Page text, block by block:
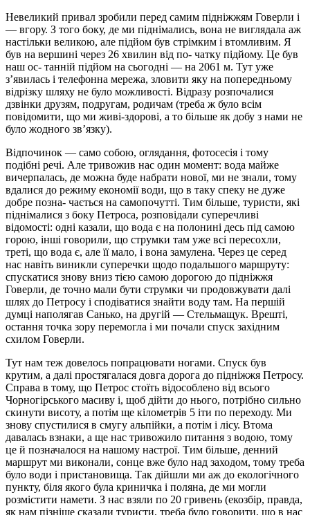
Невеликий привал зробили перед самим підніжжям Говерли і
— вгору. З того боку, де ми піднімались, вона не виглядала аж
настільки великою, але підйом був стрімким і втомливим. Я
був на вершині через 26 хвилин від по- чатку підйому. Це був
наш ос- танній підйом на сьогодні — на 2061 м. Тут уже
з’явилась і телефонна мережа, зловити яку на попередньому
відрізку шляху не було можливості. Відразу розпочалися
дзвінки друзям, подругам, родичам (треба ж було всім
повідомити, що ми живі-здорові, а то більше як добу з нами не
було жодного зв’язку).
Відпочинок — само собою, оглядання, фотосесія і тому
подібні речі. Але тривожив нас один момент: вода майже
вичерпалась, де можна буде набрати нової, ми не знали, тому
вдалися до режиму економії води, що в таку спеку не дуже
добре позна- чається на самопочутті. Тим більше, туристи, які
піднімалися з боку Петроса, розповідали суперечливі
відомості: одні казали, що вода є на полонині десь під самою
горою, інші говорили, що струмки там уже всі пересохли,
треті, що вода є, але її мало, і вона замулена. Через це серед
нас навіть виникли суперечки щодо подальшого маршруту:
спускатися знову вниз тією самою дорогою до підніжжя
Говерли, де точно мали бути струмки чи продовжувати далі
шлях до Петросу і сподіватися знайти воду там. На першій
думці наполягав Санько, на другій — Стельмащук. Врешті,
остання точка зору перемогла і ми почали спуск західним
схилом Говерли.
Тут нам теж довелось попрацювати ногами. Спуск був
крутим, а далі простягалася довга дорога до підніжжя Петросу.
Справа в тому, що Петрос стоїть відособлено від всього
Чорногірського масиву і, щоб дійти до нього, потрібно сильно
скинути висоту, а потім ще кілометрів 5 іти по переходу. Ми
знову спустилися в смугу альпійки, а потім і лісу. Втома
давалась взнаки, а ще нас тривожило питання з водою, тому
це й позначалося на нашому настрої. Тим більше, денний
маршрут ми виконали, сонце вже було над заходом, тому треба
було води і пристановища. Так дійшли ми аж до екологічного
пункту, біля якого була криничка і поляна, де ми могли
розмістити намети. З нас взяли по 20 гривень (екозбір, правда,
як нам пізніше сказали туристи, треба було говорити, що в нас